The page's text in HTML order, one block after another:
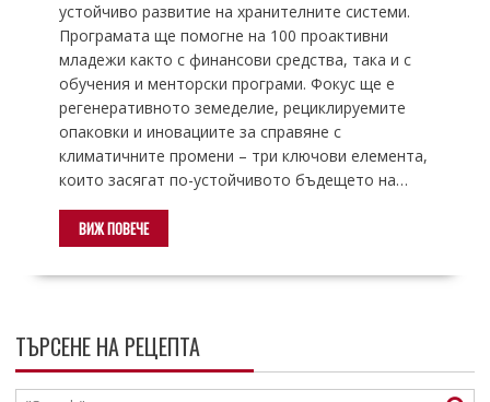
устойчиво развитие на хранителните системи.
Програмата ще помогне на 100 проактивни
младежи както с финансови средства, така и с
обучения и менторски програми. Фокус ще е
регенеративното земеделие, рециклируемите
опаковки и иновациите за справяне с
климатичните промени – три ключови елемента,
които засягат по-устойчивото бъдещето на…
ВИЖ ПОВЕЧЕ
ТЪРСЕНЕ НА РЕЦЕПТА